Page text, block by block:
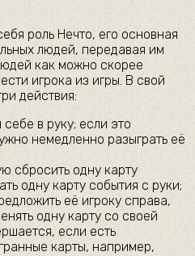
роль Нечто, его основная
людей, передавая им
как можно скорее
игрока из игры. В свой
действия:
себе в руку; если это
немедленно разыграть её
сбросить одну карту
одну карту события с руки;
её игроку справа,
одну карту со своей
если есть
карты, например,